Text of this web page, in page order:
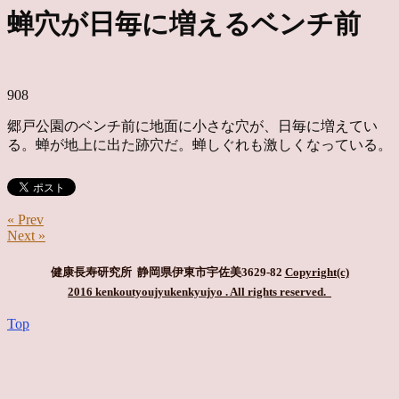
蝉穴が日毎に増えるベンチ前
908
郷戸公園のベンチ前に地面に小さな穴が、日毎に増えてい
る。蝉が地上に出た跡穴だ。蝉しぐれも激しくなっている。
« Prev
Next »
健康長寿研究所 静岡県伊東市宇佐美3629-82 Copyright(c)
2016 kenkoutyoujyukenkyujyo . All rights reserved.
Top